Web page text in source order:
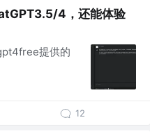
4，还能体验
提供的
12